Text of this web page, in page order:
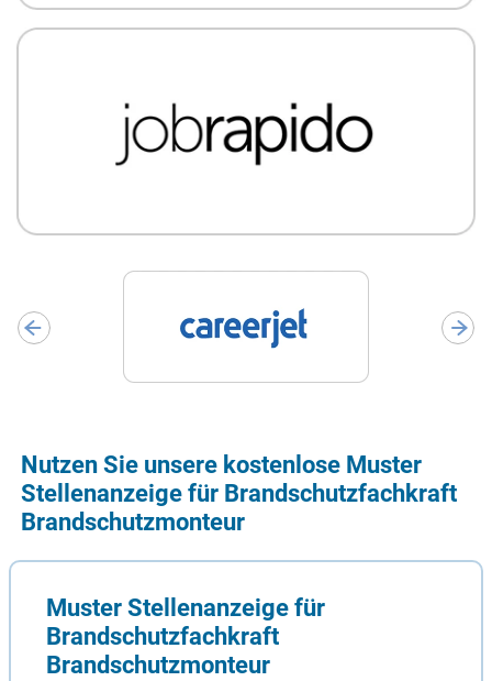
Nutzen Sie unsere kostenlose Muster
Stellenanzeige für Brandschutzfachkraft
Brandschutzmonteur
Muster Stellenanzeige für
Brandschutzfachkraft
Brandschutzmonteur